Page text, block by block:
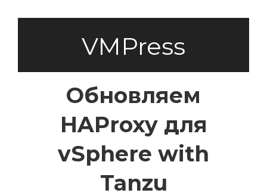
VMPress
Обновляем
HAProxy для
vSphere with
Tanzu